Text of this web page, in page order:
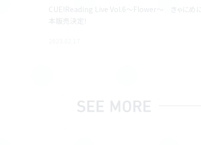
CUE!Reading Live Vol.6～Flower～ きゃにめ
本販売決定！